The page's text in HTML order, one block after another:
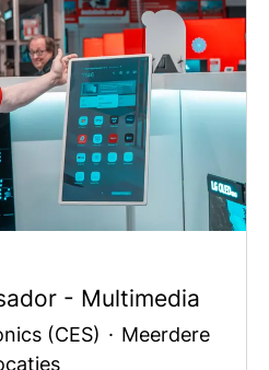
- Multimedia
(CES) · Meerdere